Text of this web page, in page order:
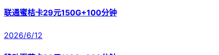
联通蜜桔卡29元150G+100分钟
2026/6/12